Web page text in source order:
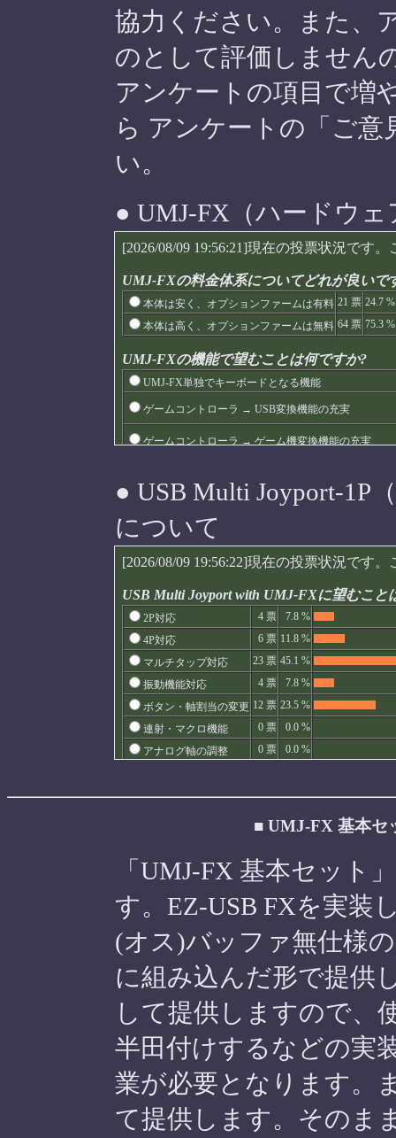
協力ください。また、
のとして評価しません
アンケートの項目で増
ら アンケートの「ご
い。
● UMJ-FX（ハードウ
● USB Multi Joyport-1P
について
■ UMJ-FX 基本セ
「UMJ-FX 基本セット
す。EZ-USB FXを実装
(オス)バッファ無仕様
に組み込んだ形で提供
して提供しますので、
半田付けするなどの実
業が必要となります。
て提供します。そのま